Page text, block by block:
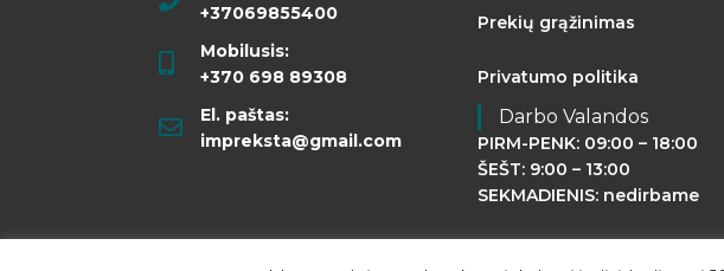
+37069855400
Mobilusis:
+370 698 89308
El. paštas:
impreksta@gmail.com
Prekių grąžinimas
Privatumo politika
Darbo Valandos
PIRM-PENK: 09:00 – 18:00
ŠEŠT: 9:00 – 13:00
SEKMADIENIS: nedirbame